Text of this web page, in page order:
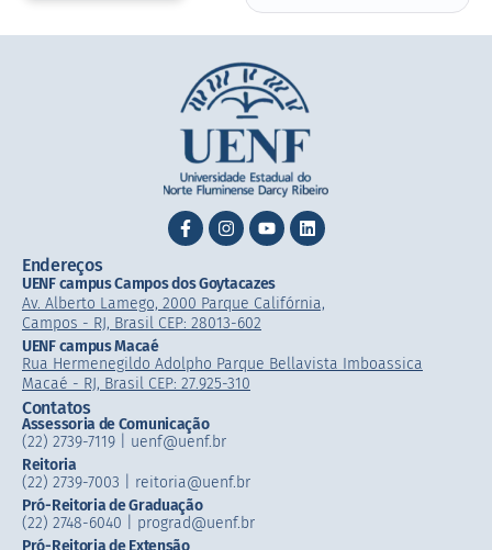
Endereços
UENF campus Campos dos Goytacazes
Av. Alberto Lamego, 2000 Parque Califórnia,
Campos - RJ, Brasil CEP: 28013-602
UENF campus Macaé
Rua Hermenegildo Adolpho Parque Bellavista Imboassica
Macaé - RJ, Brasil CEP: 27.925-310
Contatos
Assessoria de Comunicação
(22) 2739-7119 | uenf@uenf.br
Reitoria
(22) 2739-7003 |​ reitoria@uenf.br
Pró-Reitoria de Graduação
(22) 2748-6040 | prograd@uenf.br